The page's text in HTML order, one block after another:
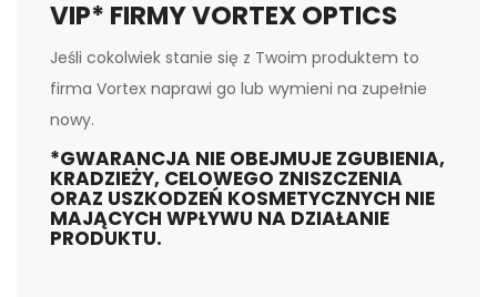
VIP* FIRMY VORTEX OPTICS
Jeśli cokolwiek stanie się z Twoim produktem to
firma Vortex naprawi go lub wymieni na zupełnie
nowy.
*GWARANCJA NIE OBEJMUJE ZGUBIENIA,
KRADZIEŻY, CELOWEGO ZNISZCZENIA
ORAZ USZKODZEŃ KOSMETYCZNYCH NIE
MAJĄCYCH WPŁYWU NA DZIAŁANIE
PRODUKTU.